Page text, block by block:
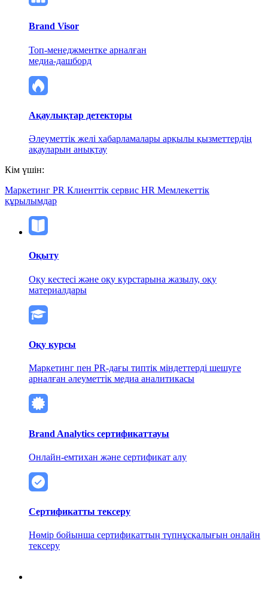
Brand Visor
Топ-менеджментке арналған
медиа-дашборд
Ақаулықтар детекторы
Әлеуметтік желі хабарламалары арқылы қызметтердің
ақауларын анықтау
Кім үшін:
Маркетинг PR Клиенттік сервис HR Мемлекеттік
құрылымдар
Оқыту
Оқу кестесі және оқу курстарына жазылу, оқу
материалдары
Оқу курсы
Маркетинг пен PR-дағы типтік міндеттерді шешуге
арналған әлеуметтік медиа аналитикасы
Brand Analytics сертификаттауы
Онлайн-емтихан және сертификат алу
Сертификатты тексеру
Нөмір бойынша сертификаттың түпнұсқалығын онлайн
тексеру